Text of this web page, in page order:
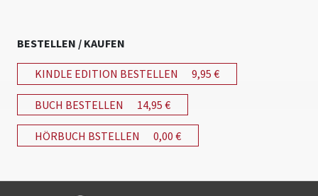
BESTELLEN / KAUFEN
KINDLE EDITION BESTELLEN 9,95 €
BUCH BESTELLEN 14,95 €
HÖRBUCH BSTELLEN 0,00 €